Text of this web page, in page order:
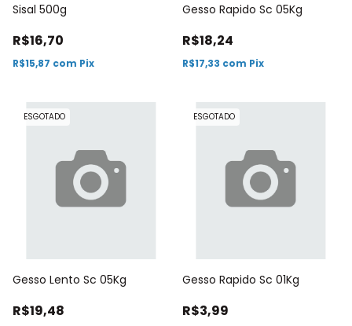
Sisal 500g
R$16,70
R$15,87 com Pix
Gesso Rapido Sc 05Kg
R$18,24
R$17,33 com Pix
ESGOTADO
Gesso Lento Sc 05Kg
R$19,48
ESGOTADO
Gesso Rapido Sc 01Kg
R$3,99